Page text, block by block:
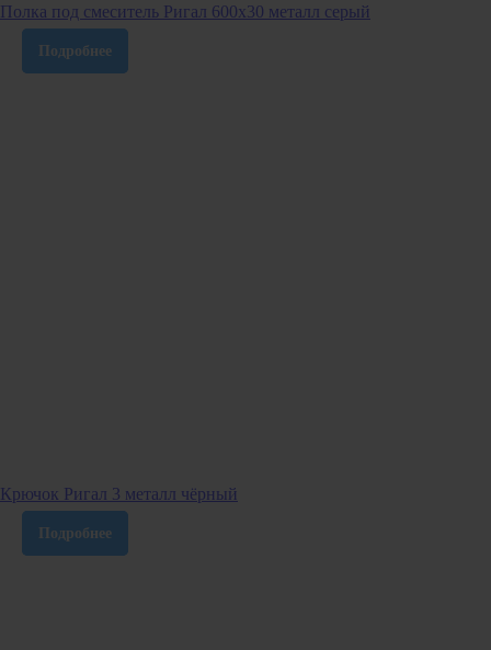
Полка под смеситель Ригал 600х30 металл серый
Подробнее
Крючок Ригал 3 металл чёрный
Подробнее